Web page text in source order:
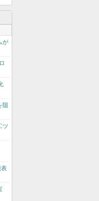
が
ツ
表